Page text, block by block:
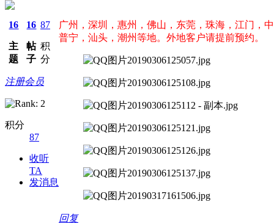
16
主
题
16
帖
子
87
积
分
注册会员
积分
87
收听
TA
发消息
广州，深圳，惠州，佛山，东莞，珠海，江门，
普宁，汕头，潮州等地。外地客户请提前预约。
回复